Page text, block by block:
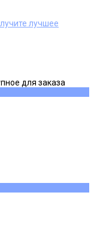
лучшее
для заказа